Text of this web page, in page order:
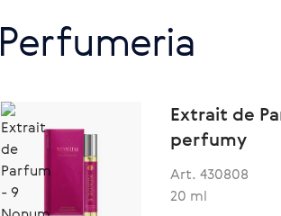
Perfumeria
Extrait de
perfumy
Art. 430808
20 ml